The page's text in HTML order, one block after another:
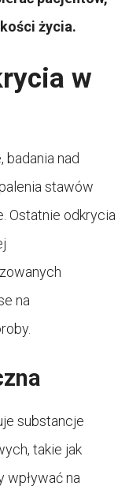
życia.
w
nad
stawów
Ostatnie odkrycia
na
substancje
takie jak
wpływać na